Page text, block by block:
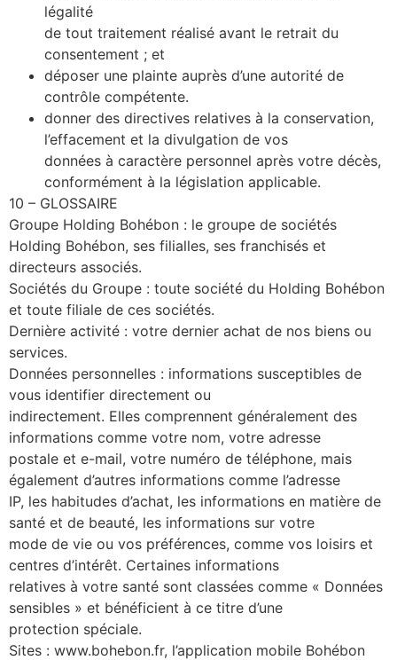
légalité
de tout traitement réalisé avant le retrait du
consentement ; et
déposer une plainte auprès d’une autorité de
contrôle compétente.
donner des directives relatives à la conservation,
l’effacement et la divulgation de vos
données à caractère personnel après votre décès,
conformément à la législation applicable.
10 – GLOSSAIRE
Groupe Holding Bohébon : le groupe de sociétés
Holding Bohébon, ses filialles, ses franchisés et
directeurs associés.
Sociétés du Groupe : toute société du Holding Bohébon
et toute filiale de ces sociétés.
Dernière activité : votre dernier achat de nos biens ou
services.
Données personnelles : informations susceptibles de
vous identifier directement ou
indirectement. Elles comprennent généralement des
informations comme votre nom, votre adresse
postale et e-mail, votre numéro de téléphone, mais
également d’autres informations comme l’adresse
IP, les habitudes d’achat, les informations en matière de
santé et de beauté, les informations sur votre
mode de vie ou vos préférences, comme vos loisirs et
centres d’intérêt. Certaines informations
relatives à votre santé sont classées comme « Données
sensibles » et bénéficient à ce titre d’une
protection spéciale.
Sites : www.bohebon.fr, l’application mobile Bohébon